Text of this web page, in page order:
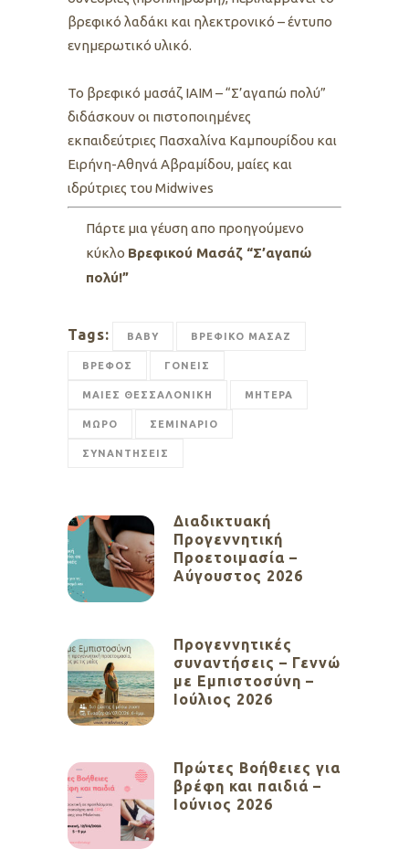
βρεφικό λαδάκι και ηλεκτρονικό – έντυπο
ενημερωτικό υλικό.
To βρεφικό μασάζ ΙΑΙΜ – “Σ’αγαπώ πολύ”
διδάσκουν οι πιστοποιημένες
εκπαιδεύτριες Πασχαλίνα Καμπουρίδου και
Ειρήνη-Αθηνά Αβραμίδου, μαίες και
ιδρύτριες του Midwives
Πάρτε μια γέυση απο προηγούμενο
κύκλο Βρεφικού Μασάζ “Σ’αγαπώ
πολύ!”
Tags: BABY ΒΡΕΦΙΚΟ ΜΑΣΑΖ
ΒΡΕΦΟΣ ΓΟΝΕΙΣ
ΜΑΙΕΣ ΘΕΣΣΑΛΟΝΙΚΗ ΜΗΤΕΡΑ
ΜΩΡΟ ΣΕΜΙΝΑΡΙΟ
ΣΥΝΑΝΤΗΣΕΙΣ
Διαδικτυακή
Προγεννητική
Προετοιμασία –
Αύγουστος 2026
Προγεννητικές
συναντήσεις – Γεννώ
με Εμπιστοσύνη –
Ιούλιος 2026
Πρώτες Βοήθειες για
βρέφη και παιδιά –
Ιούνιος 2026